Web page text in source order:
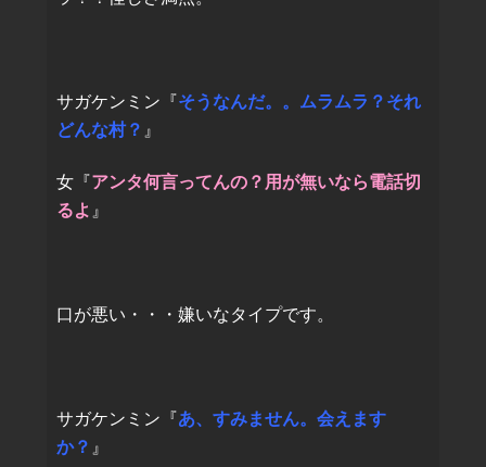
サガケンミン『 そうなんだ。。ムラムラ？それ
どんな村？ 』
女『 アンタ何言ってんの？用が無いなら電話切
るよ 』
口が悪い・・・嫌いなタイプです。
サガケンミン『 あ、すみません。会えます
か？ 』